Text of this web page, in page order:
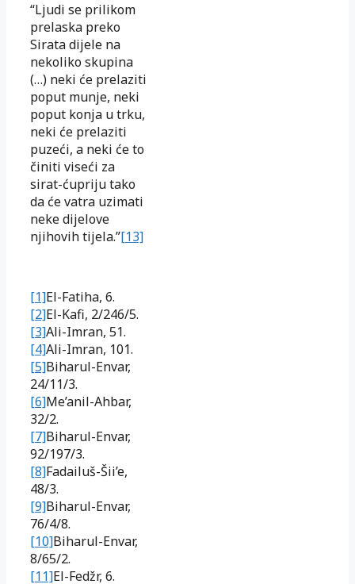
“Ljudi se prilikom
prelaska preko
Sirata dijele na
nekoliko skupina
(…) neki će prelaziti
poput munje, neki
poput konja u trku,
neki će prelaziti
puzeći, a neki će to
činiti viseći za
sirat-ćupriju tako
da će vatra uzimati
neke dijelove
njihovih tijela.”[13]
[1]El-Fatiha, 6.
[2]El-Kafi, 2/246/5.
[3]Ali-Imran, 51.
[4]Ali-Imran, 101.
[5]Biharul-Envar,
24/11/3.
[6]Me’anil-Ahbar,
32/2.
[7]Biharul-Envar,
92/197/3.
[8]Fadailuš-Šii’e,
48/3.
[9]Biharul-Envar,
76/4/8.
[10]Biharul-Envar,
8/65/2.
[11]El-Fedžr, 6.